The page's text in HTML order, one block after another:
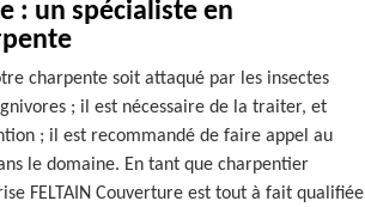
: un spécialiste en
charpente soit attaqué par les insectes
; il est nécessaire de la traiter, et
; il est recommandé de faire appel au
le domaine. En tant que charpentier
FELTAIN Couverture est tout à fait qualifiée